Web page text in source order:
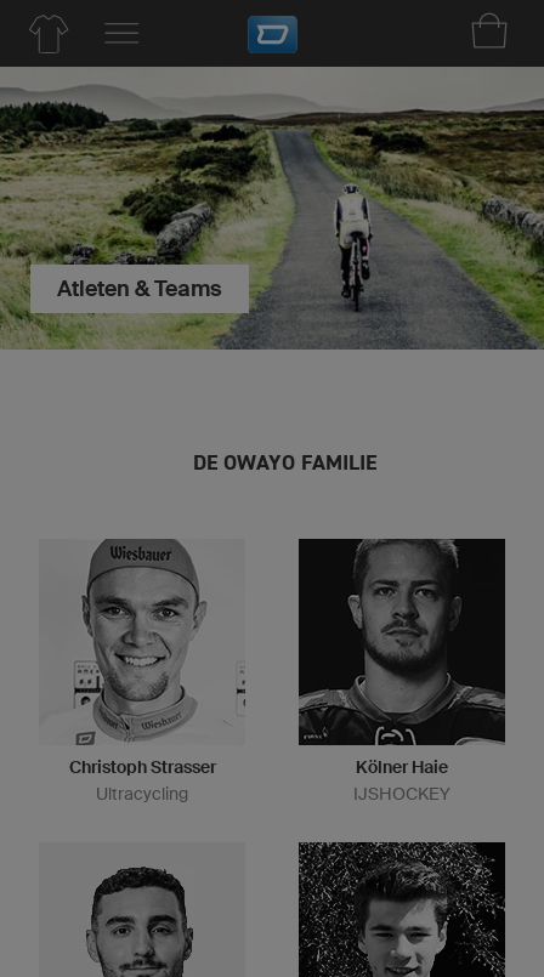
Atleten & Teams
DE OWAYO FAMILIE
Christoph Strasser
Ultracycling
Kölner Haie
IJSHOCKEY